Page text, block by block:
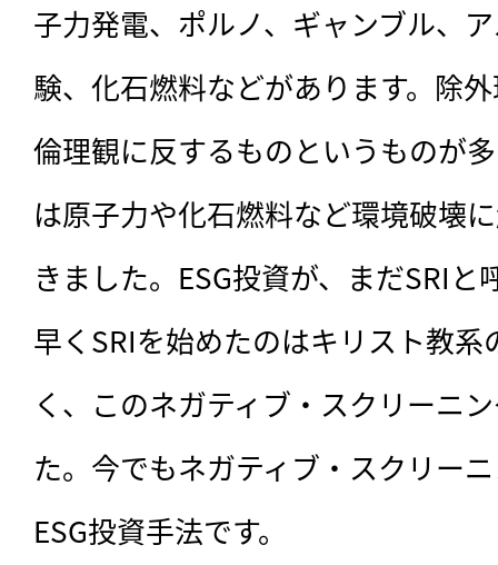
子力発電、ポルノ、ギャンブル、
験、化石燃料などがあります。除
倫理観に反するものというものが
は原子力や化石燃料など環境破壊
きました。ESG投資が、まだSRI
早くSRIを始めたのはキリスト教
く、このネガティブ・スクリーニ
た。今でもネガティブ・スクリー
ESG投資手法です。